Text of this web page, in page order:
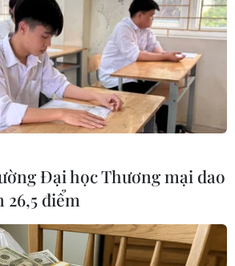
Mỹ
Hàn Quốc Mỹ
Đại học Thương mại dao
26,5 điểm